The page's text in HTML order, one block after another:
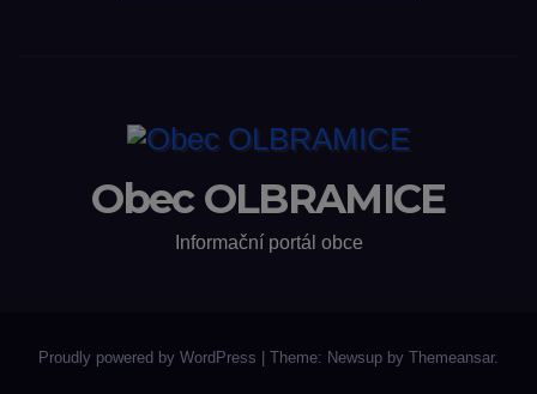
Obec OLBRAMICE
Informační portál obce
Proudly powered by WordPress Theme: Newsup by Themeansar.